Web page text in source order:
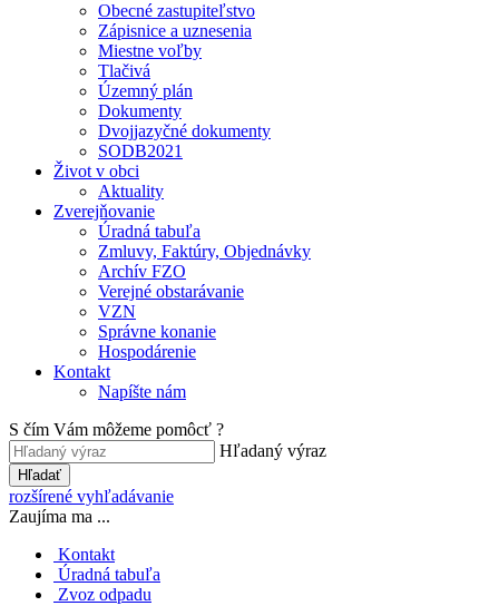
Obecné zastupiteľstvo
Zápisnice a uznesenia
Miestne voľby
Tlačivá
Územný plán
Dokumenty
Dvojjazyčné dokumenty
SODB2021
Život v obci
Aktuality
Zverejňovanie
Úradná tabuľa
Zmluvy, Faktúry, Objednávky
Archív FZO
Verejné obstarávanie
VZN
Správne konanie
Hospodárenie
Kontakt
Napíšte nám
S čím Vám môžeme pomôcť ?
Hľadaný výraz
Hľadať
rozšírené vyhľadávanie
Zaujíma ma ...
Kontakt
Úradná tabuľa
Zvoz odpadu